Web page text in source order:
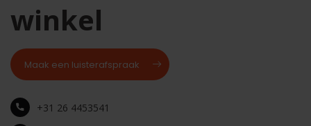
winkel
Maak een luisterafspraak
+31 26 4453541